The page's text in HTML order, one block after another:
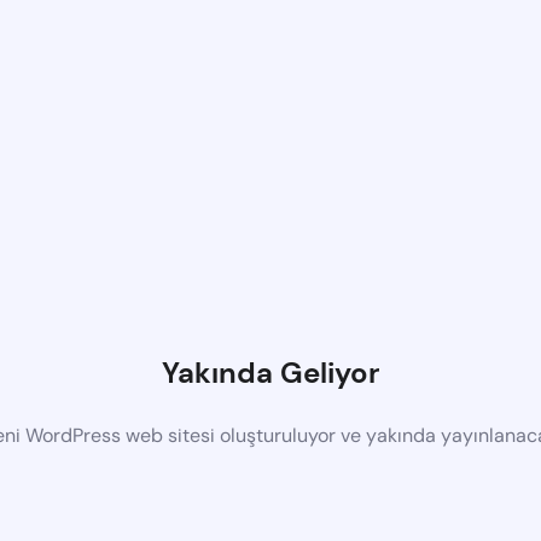
Yakında Geliyor
WordPress web sitesi oluşturuluyor ve yakında